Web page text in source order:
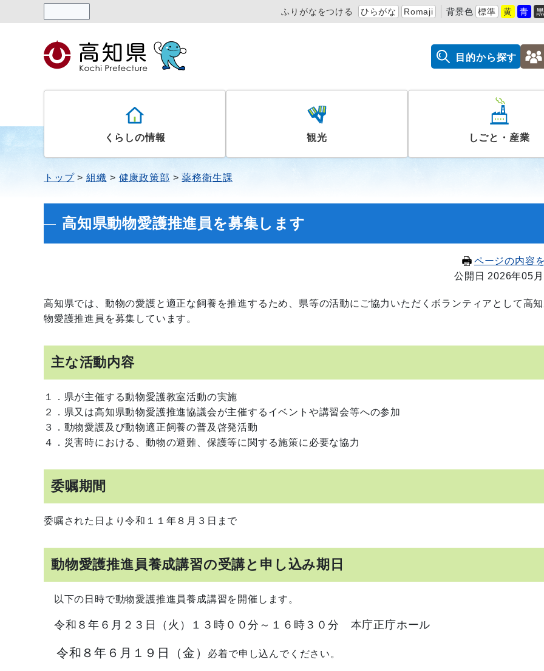
ふりがなをつける ひらがな Romaji 背景色 標準 黄 青 黒
目的から探す
くらしの情報 観光 しごと・産業
トップ 組織 健康政策部 薬務衛生課
高知県動物愛護推進員を募集します
ページの内容
公開日 2026年05月
高知県では、動物の愛護と適正な飼養を推進するため、県等の活動にご協力いただくボランティアとして高
物愛護推進員を募集しています。
主な活動内容
１．県が主催する動物愛護教室活動の実施
２．県又は高知県動物愛護推進協議会が主催するイベントや講習会等への参加
３．動物愛護及び動物適正飼養の普及啓発活動
４．災害時における、動物の避難、保護等に関する施策に必要な協力
委嘱期間
委嘱された日より令和１１年８月３日まで
動物愛護推進員養成講習の受講と申し込み期日
以下の日時で動物愛護推進員養成講習を開催します。
令和８年６月２３日（火）１３時００分～１６時３０分 本庁正庁ホール
令和８年６月１９日（金） 必着で申し込んでください。